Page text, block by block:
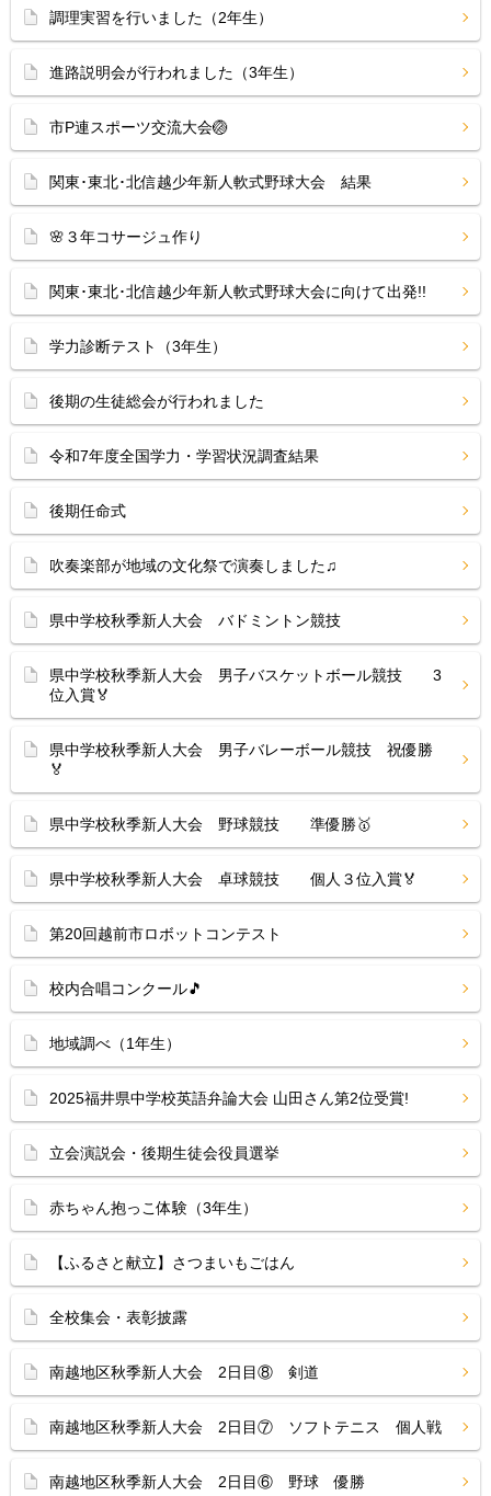
調理実習を行いました（2年生）
進路説明会が行われました（3年生）
市P連スポーツ交流大会🏐
関東･東北･北信越少年新人軟式野球大会 結果
🌸３年コサージュ作り
関東･東北･北信越少年新人軟式野球大会に向けて出発!!
学力診断テスト（3年生）
後期の生徒総会が行われました
令和7年度全国学力・学習状況調査結果
後期任命式
吹奏楽部が地域の文化祭で演奏しました♫
県中学校秋季新人大会 バドミントン競技
県中学校秋季新人大会 男子バスケットボール競技 3
位入賞🏅
県中学校秋季新人大会 男子バレーボール競技 祝優勝
🏅
県中学校秋季新人大会 野球競技 準優勝🥇
県中学校秋季新人大会 卓球競技 個人３位入賞🏅
第20回越前市ロボットコンテスト
校内合唱コンクール🎵
地域調べ（1年生）
2025福井県中学校英語弁論大会 山田さん第2位受賞!
立会演説会・後期生徒会役員選挙
赤ちゃん抱っこ体験（3年生）
【ふるさと献立】さつまいもごはん
全校集会・表彰披露
南越地区秋季新人大会 2日目⑧ 剣道
南越地区秋季新人大会 2日目⑦ ソフトテニス 個人戦
南越地区秋季新人大会 2日目⑥ 野球 優勝